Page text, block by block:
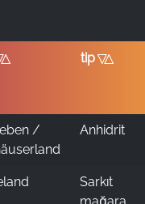
by tip
Sort
tip
/
Anhidrit
Sarkıt